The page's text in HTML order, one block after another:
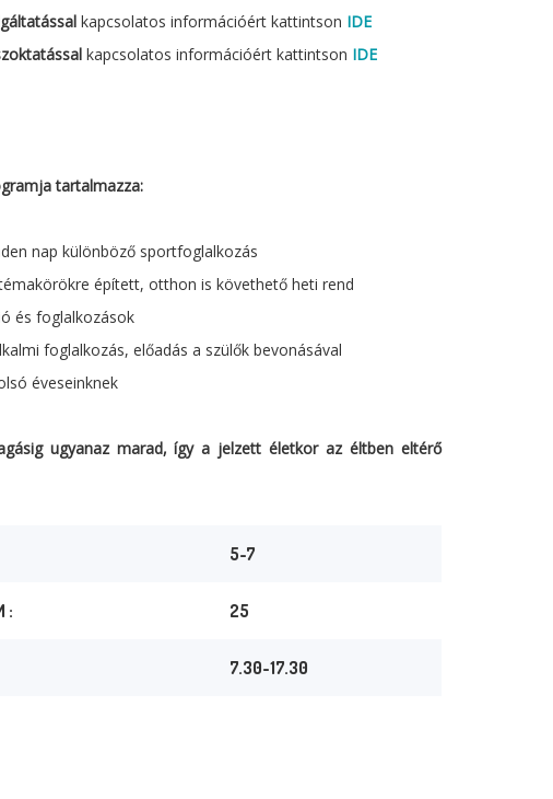
kapcsolatos információért kattintson IDE
kapcsolatos információért kattintson IDE
tartalmazza:
nap különböző sportfoglalkozás
épített, otthon is követhető heti rend
és foglalkozások
foglalkozás, előadás a szülők bevonásával
éveseinknek
ugyanaz marad, így a jelzett életkor az éltben eltérő
5-7
: 25
7.30-17.30